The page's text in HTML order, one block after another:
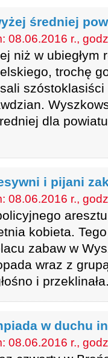
średniej
08.06.2016 r.,
niż w ubiegłym
trochę
dla
i pijani
08.06.2016 r.,
kobieta.
zabaw w
wraz z
i
w duchu
08.06.2016 r.,